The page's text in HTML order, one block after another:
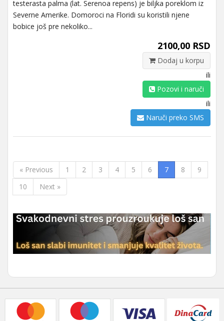
testerasta palma (lat. Serenoa repens) je biljka poreklom iz
Severne Amerike. Domoroci na Floridi su koristili njene
bobice još pre nekoliko...
2100,00 RSD
Dodaj u korpu
ili
Pozovi i naruči
ili
Naruči preko SMS
« Previous 1 2 3 4 5 6 7 8
9
10
Next »